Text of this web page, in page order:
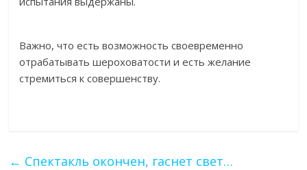
Важно, что есть возможность своевременно
отрабатывать шероховатости и есть желание
стремиться к совершенству.
← Спектакль окончен, гаснет свет…